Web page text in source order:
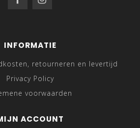
INFORMATIE
retourneren en levertijd
Privacy Policy
voorwaarden
ACCOUNT